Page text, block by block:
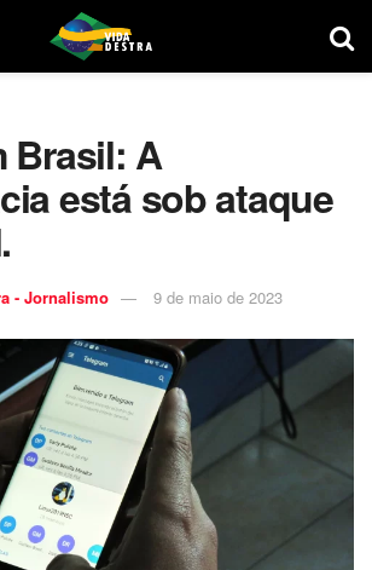
Brasil: A
está sob ataque
- Jornalismo 9 de maio de 2023